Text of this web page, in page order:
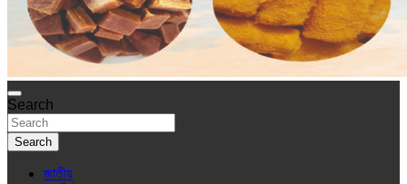
Search
Search
জাতীয়